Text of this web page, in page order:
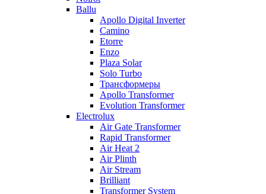
Ballu
Apollo Digital Inverter
Camino
Etorre
Enzo
Plaza Solar
Solo Turbo
Трансформеры
Apollo Transformer
Evolution Transformer
Electrolux
Air Gate Transformer
Rapid Transformer
Air Heat 2
Air Plinth
Air Stream
Brilliant
Transformer System